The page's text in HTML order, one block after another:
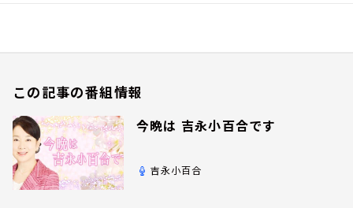
この記事の番組情報
今晩は 吉永小百合です
吉永小百合